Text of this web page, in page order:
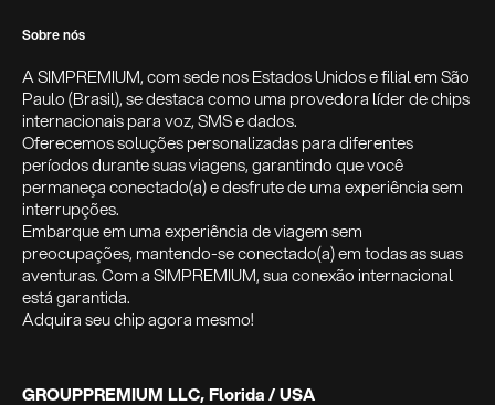
Sobre nós
A SIMPREMIUM, com sede nos Estados Unidos e filial em São
Paulo (Brasil), se destaca como uma provedora líder de chips
internacionais para voz, SMS e dados.
Oferecemos soluções personalizadas para diferentes
períodos durante suas viagens, garantindo que você
permaneça conectado(a) e desfrute de uma experiência sem
interrupções.
Embarque em uma experiência de viagem sem
preocupações, mantendo-se conectado(a) em todas as suas
aventuras. Com a SIMPREMIUM, sua conexão internacional
está garantida.
Adquira seu chip agora mesmo!
GROUPPREMIUM LLC, Florida / USA